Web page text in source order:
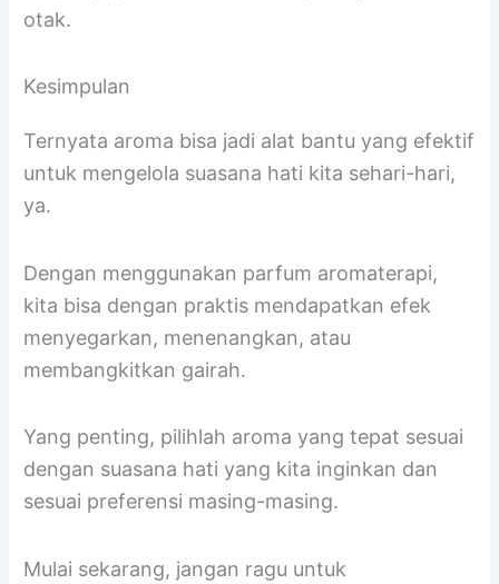
otak.
Kesimpulan
Ternyata aroma bisa jadi alat bantu yang efektif
untuk mengelola suasana hati kita sehari-hari,
ya.
Dengan menggunakan parfum aromaterapi,
kita bisa dengan praktis mendapatkan efek
menyegarkan, menenangkan, atau
membangkitkan gairah.
Yang penting, pilihlah aroma yang tepat sesuai
dengan suasana hati yang kita inginkan dan
sesuai preferensi masing-masing.
Mulai sekarang, jangan ragu untuk